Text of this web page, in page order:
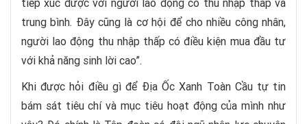
tiếp xúc được với người lao động có thu nhập thấp và
trung bình. Đây cũng là cơ hội để cho nhiều công nhân,
người lao động thu nhập thấp có điều kiện mua đầu tư
với khả năng sinh lời cao”.
Khi được hỏi điều gì để Địa Ốc Xanh Toàn Cầu tự tin
bám sát tiêu chí và mục tiêu hoạt động của mình như